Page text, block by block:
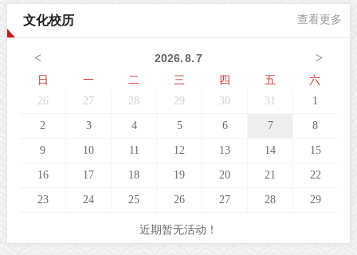
受激拉曼散射（SRS）成像原理，创新性融合快速组织透明化技
术与无监督学习图像生成算法，解决了三维病理成像周期漫长的
文化校历 查看更多
< >
2026.8.7
日
一 二 三 四 五 六
26 27 28 29 30 31 1
2 3 4 5 6 7 8
9 10 11 12 13 14 15
16 17 18 19 20 21 22
23 24 25 26 27 28 29
近期暂无活动！